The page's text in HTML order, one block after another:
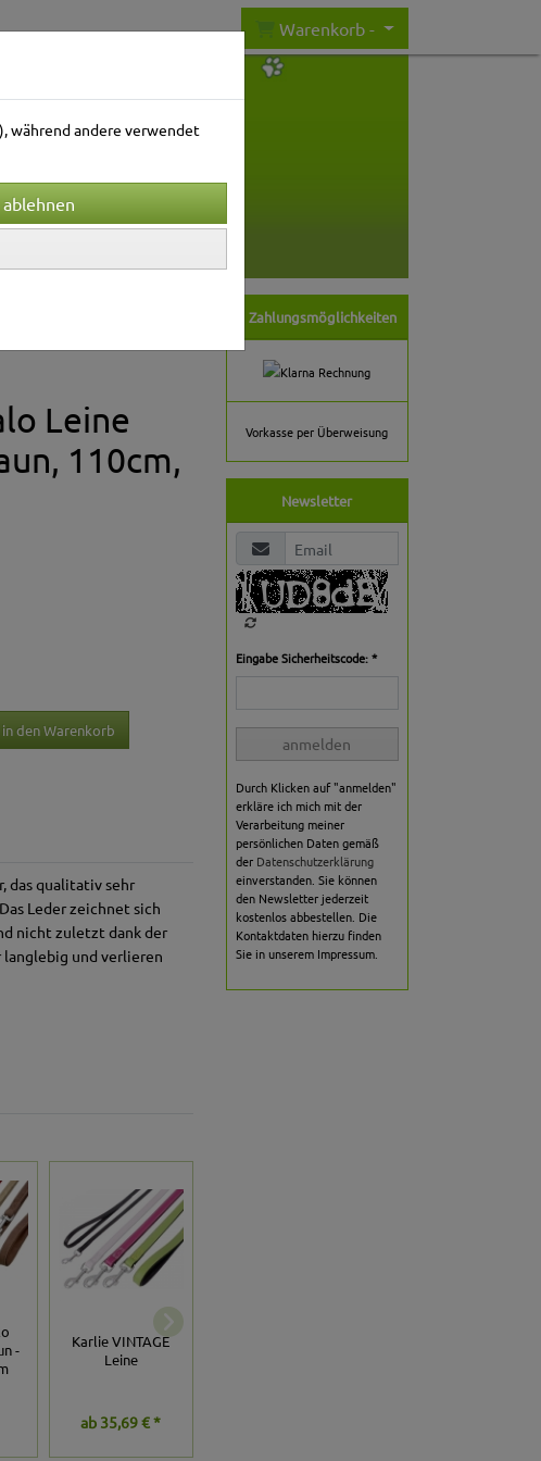
Warenkorb -
Leine
110cm,
in den Warenkorb
das qualitativ sehr
Leder zeichnet sich
nicht zuletzt dank der
und verlieren
-
Karlie VINTAGE
Leine
ab 35,69 € *
Zahlungsmöglichkeiten
Vorkasse per Überweisung
Newsletter
Eingabe Sicherheitscode: *
anmelden
Durch Klicken auf "anmelden"
erkläre ich mich mit der
Verarbeitung meiner
persönlichen Daten gemäß
der Datenschutzerklärung
einverstanden. Sie können
den Newsletter jederzeit
kostenlos abbestellen. Die
Kontaktdaten hierzu finden
Sie in unserem Impressum.
während andere verwendet